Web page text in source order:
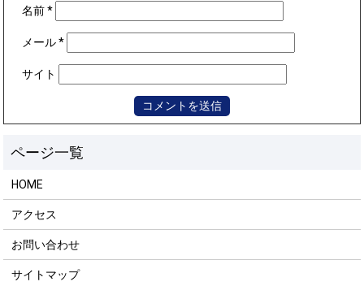
名前*
メール*
サイト
HOME
アクセス
お問い合わせ
サイトマップ